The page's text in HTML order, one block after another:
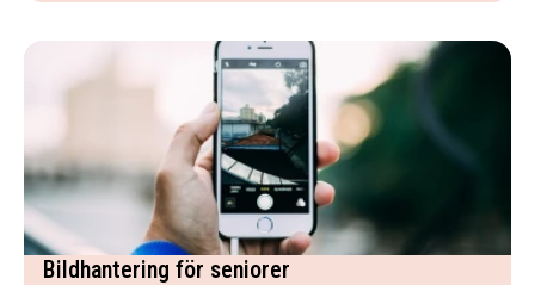
Bildhantering för seniorer